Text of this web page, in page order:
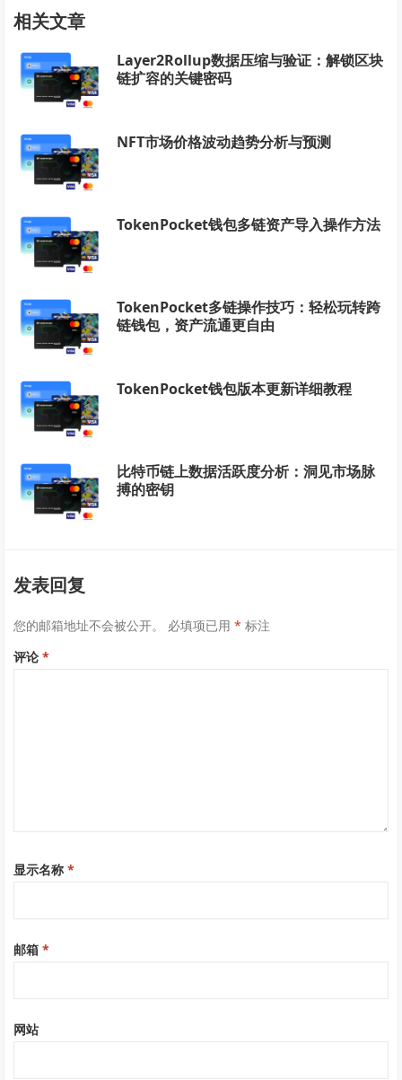
相关文章
Layer2Rollup数据压缩与验证：解锁区块
链扩容的关键密码
NFT市场价格波动趋势分析与预测
TokenPocket钱包多链资产导入操作方法
TokenPocket多链操作技巧：轻松玩转跨
链钱包，资产流通更自由
TokenPocket钱包版本更新详细教程
比特币链上数据活跃度分析：洞见市场脉
搏的密钥
发表回复
您的邮箱地址不会被公开。 必填项已用* 标注
评论*
显示名称*
邮箱*
网站